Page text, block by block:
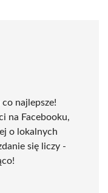
najlepsze!
na Facebooku,
o lokalnych
się liczy -